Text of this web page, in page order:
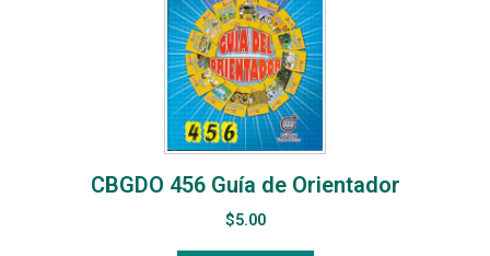
CBGDO 456 Guía de Orientador
$5.00